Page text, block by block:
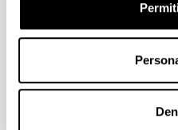
Volumen:
Furfural: An Entry Point
Biorefineries to Produce